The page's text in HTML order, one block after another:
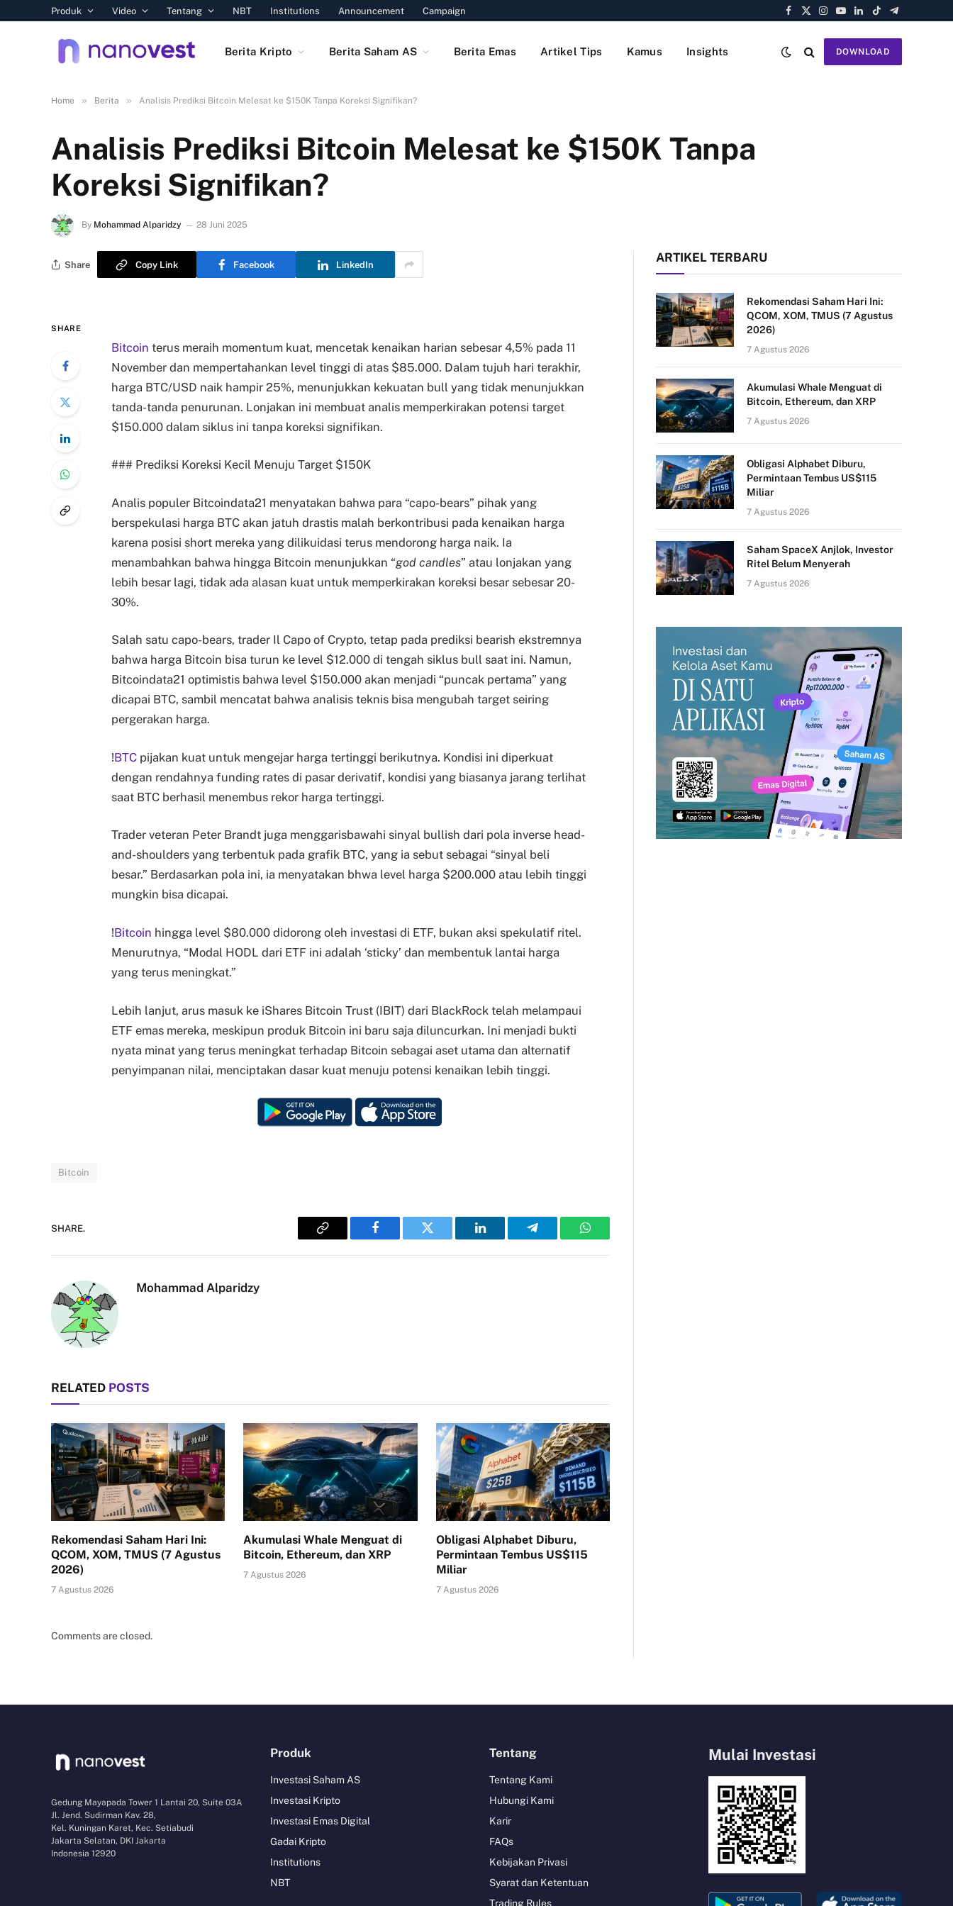
Produk Video Tentang NBT Institutions Announcement Campaign
Facebook
X
Instagram
YouTube
LinkedIn
TikTokTelegram
Berita Kripto Berita Saham AS Berita Emas Artikel Tips Kamus Insights DOWNLOAD
Home » Berita » Analisis Prediksi Bitcoin Melesat ke $150K Tanpa Koreksi Signifikan?
Analisis Prediksi Bitcoin Melesat ke $150K Tanpa
Koreksi Signifikan?
By Mohammad Alparidzy 28 Juni 2025
Share Copy Link Facebook LinkedIn
SHARE
Bitcoin terus meraih momentum kuat, mencetak kenaikan harian sebesar 4,5% pada 11
November dan mempertahankan level tinggi di atas $85.000. Dalam tujuh hari terakhir,
harga BTC/USD naik hampir 25%, menunjukkan kekuatan bull yang tidak menunjukkan
tanda-tanda penurunan. Lonjakan ini membuat analis memperkirakan potensi target
$150.000 dalam siklus ini tanpa koreksi signifikan.
### Prediksi Koreksi Kecil Menuju Target $150K
Analis populer Bitcoindata21 menyatakan bahwa para “capo-bears” pihak yang
berspekulasi harga BTC akan jatuh drastis malah berkontribusi pada kenaikan harga
karena posisi short mereka yang dilikuidasi terus mendorong harga naik. Ia
menambahkan bahwa hingga Bitcoin menunjukkan “god candles” atau lonjakan yang
lebih besar lagi, tidak ada alasan kuat untuk memperkirakan koreksi besar sebesar 20-
30%.
Salah satu capo-bears, trader Il Capo of Crypto, tetap pada prediksi bearish ekstremnya
bahwa harga Bitcoin bisa turun ke level $12.000 di tengah siklus bull saat ini. Namun,
Bitcoindata21 optimistis bahwa level $150.000 akan menjadi “puncak pertama” yang
dicapai BTC, sambil mencatat bahwa analisis teknis bisa mengubah target seiring
pergerakan harga.
!BTC pijakan kuat untuk mengejar harga tertinggi berikutnya. Kondisi ini diperkuat
dengan rendahnya funding rates di pasar derivatif, kondisi yang biasanya jarang terlihat
saat BTC berhasil menembus rekor harga tertinggi.
Trader veteran Peter Brandt juga menggarisbawahi sinyal bullish dari pola inverse head-
and-shoulders yang terbentuk pada grafik BTC, yang ia sebut sebagai “sinyal beli
besar.” Berdasarkan pola ini, ia menyatakan bhwa level harga $200.000 atau lebih tinggi
mungkin bisa dicapai.
!Bitcoin hingga level $80.000 didorong oleh investasi di ETF, bukan aksi spekulatif ritel.
Menurutnya, “Modal HODL dari ETF ini adalah ‘sticky’ dan membentuk lantai harga
yang terus meningkat.”
Lebih lanjut, arus masuk ke iShares Bitcoin Trust (IBIT) dari BlackRock telah melampaui
ETF emas mereka, meskipun produk Bitcoin ini baru saja diluncurkan. Ini menjadi bukti
nyata minat yang terus meningkat terhadap Bitcoin sebagai aset utama dan alternatif
penyimpanan nilai, menciptakan dasar kuat menuju potensi kenaikan lebih tinggi.
Bitcoin
SHARE.
Copy
Facebook Twitter LinkedIn Telegram WhatsApp
Mohammad Alparidzy
RELATED POSTS
Rekomendasi Saham Hari Ini:
QCOM, XOM, TMUS (7 Agustus
2026)
7 Agustus 2026
Akumulasi Whale Menguat di
Bitcoin, Ethereum, dan XRP
7 Agustus 2026
Obligasi Alphabet Diburu,
Permintaan Tembus US$115
Miliar
7 Agustus 2026
Comments are closed.
ARTIKEL TERBARU
Rekomendasi Saham Hari Ini:
QCOM, XOM, TMUS (7 Agustus
2026)
7 Agustus 2026
Akumulasi Whale Menguat di
Bitcoin, Ethereum, dan XRP
7 Agustus 2026
Obligasi Alphabet Diburu,
Permintaan Tembus US$115
Miliar
7 Agustus 2026
Saham SpaceX Anjlok, Investor
Ritel Belum Menyerah
7 Agustus 2026
Gedung Mayapada Tower 1 Lantai 20, Suite 03A
Jl. Jend. Sudirman Kav. 28,
Kel. Kuningan Karet, Kec. Setiabudi
Jakarta Selatan, DKI Jakarta
Indonesia 12920
Produk
Investasi Saham AS
Investasi Kripto
Investasi Emas Digital
Gadai Kripto
Institutions
NBT
Tentang
Tentang Kami
Hubungi Kami
Karir
FAQs
Kebijakan Privasi
Syarat dan Ketentuan
Trading Rules
Mulai Investasi